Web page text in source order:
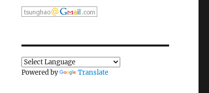
Powered by Translate